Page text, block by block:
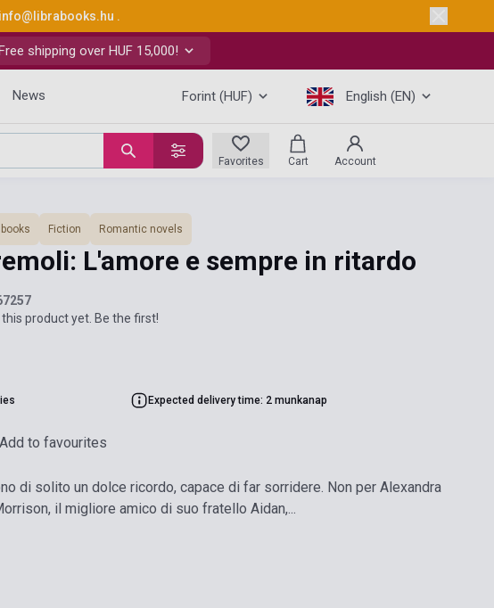
info@librabooks.hu .
shipping over HUF 15,000!
News Forint (HUF) English (EN)
Favorites Cart Account
Fiction Romantic novels
L'amore e sempre in ritardo
product yet. Be the first!
Expected delivery time: 2 munkanap
Add to favourites
di solito un dolce ricordo, capace di far sorridere. Non per Alexandra
il migliore amico di suo fratello Aidan,...